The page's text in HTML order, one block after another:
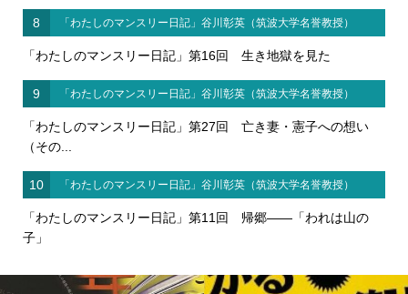
8 「わたしのマンスリー日記」谷川彰英（筑波大学名誉教授）
「わたしのマンスリー日記」第16回 生き地獄を見た
9 「わたしのマンスリー日記」谷川彰英（筑波大学名誉教授）
「わたしのマンスリー日記」第27回 亡き妻・憲子への想い
（その...
10 「わたしのマンスリー日記」谷川彰英（筑波大学名誉教授）
「わたしのマンスリー日記」第11回 帰郷――「われは山の
子」